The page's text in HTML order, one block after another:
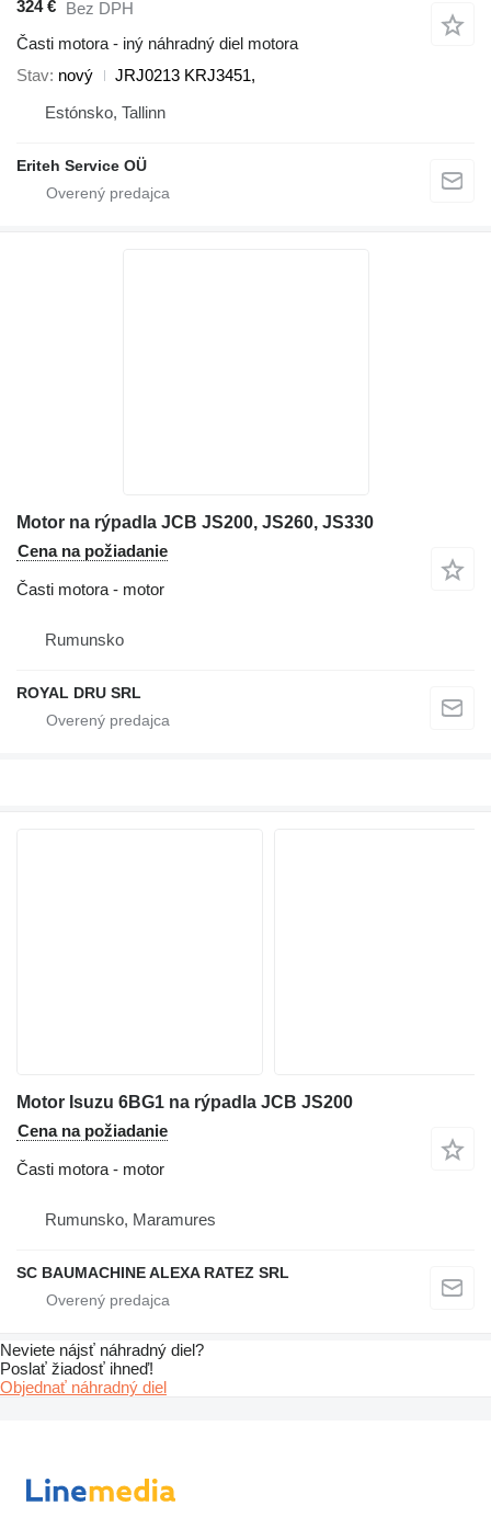
324 € Bez DPH
Časti motora - iný náhradný diel motora
Stav nový
JRJ0213 KRJ3451,
Estónsko, Tallinn
Eriteh Service OÜ
Motor na rýpadla JCB JS200, JS260, JS330
Cena na požiadanie
Časti motora - motor
Rumunsko
ROYAL DRU SRL
Motor Isuzu 6BG1 na rýpadla JCB JS200
Cena na požiadanie
Časti motora - motor
Rumunsko, Maramures
SC BAUMACHINE ALEXA RATEZ SRL
Neviete nájsť náhradný diel?
Poslať žiadosť ihneď!
Objednať náhradný diel